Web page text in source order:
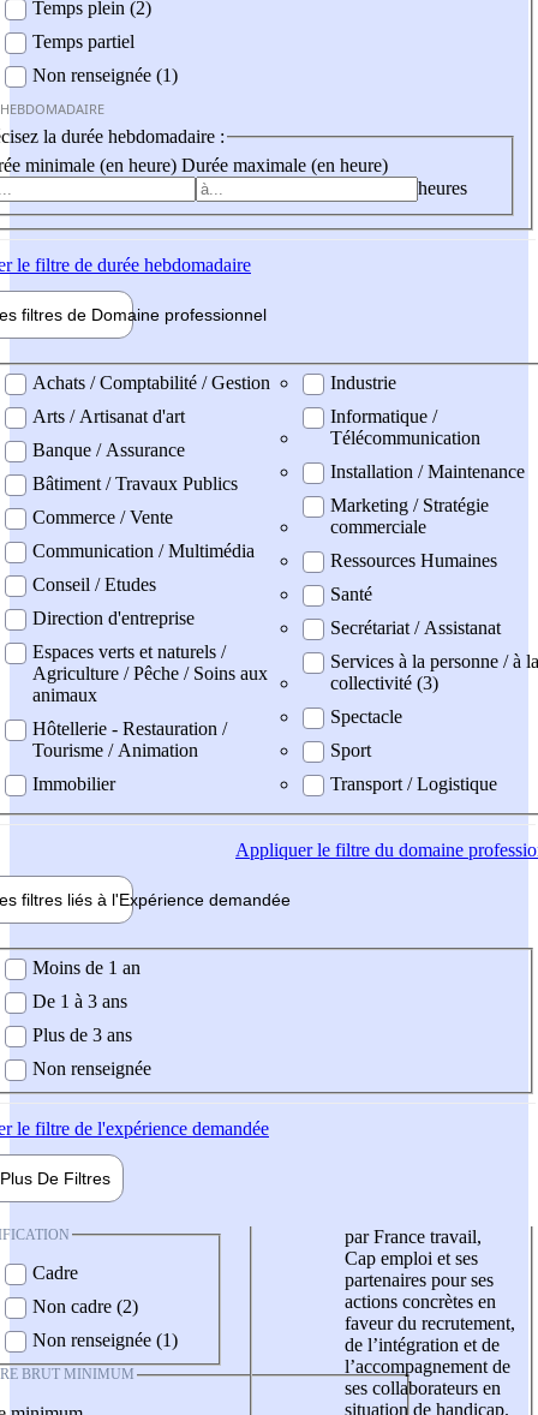
Temps plein (2)
Temps partiel
Non renseignée (1)
la durée hebdomadaire :
minimale (en heure) Durée maximale (en heure)
heures
le filtre de durée hebdomadaire
filtres de Domaine professionnel
professionel
Achats / Comptabilité / Gestion
Arts / Artisanat d'art
Banque / Assurance
Bâtiment / Travaux Publics
Commerce / Vente
Communication / Multimédia
Conseil / Etudes
Direction d'entreprise
Espaces verts et naturels /
Agriculture / Pêche / Soins aux
animaux
Hôtellerie - Restauration /
Tourisme / Animation
Immobilier
Industrie
Informatique /
Télécommunication
Installation / Maintenance
Marketing / Stratégie
commerciale
Ressources Humaines
Santé
Secrétariat / Assistanat
Services à la personne / à la
collectivité (3)
Spectacle
Sport
Transport / Logistique
Appliquerle filtre du domaine
filtres liés à l'Expérience demandée
demandée
Moins de 1 an
De 1 à 3 ans
Plus de 3 ans
Non renseignée
le filtre de l'expérience demandée
Plus De Filtres
Cadre
Non cadre (2)
Non renseignée (1)
BRUT MINIMUM
par France travail,
Cap emploi et ses
partenaires pour ses
actions concrètes en
faveur du recrutement,
de l’intégration et de
l’accompagnement de
ses collaborateurs en
situation de handicap.